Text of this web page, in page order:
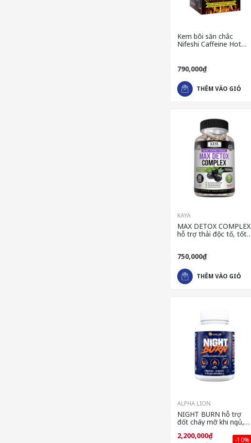
Kem bôi săn chắc
Nifeshi Caffeine Hot
790,000₫
THÊM VÀO GIỎ
KAYA
MAX DETOX COMPLEX
hỗ trợ thải độc tố, tốt
750,000₫
THÊM VÀO GIỎ
ALPHA LION
NIGHT BURN hỗ trợ
đốt cháy mỡ khi ngủ,
2,200,000₫ -10%